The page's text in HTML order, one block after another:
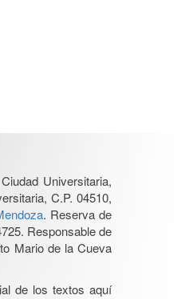
Universitaria,
C.P. 04510,
. Reserva de
Responsable de
Mario de la Cueva
de los textos aquí